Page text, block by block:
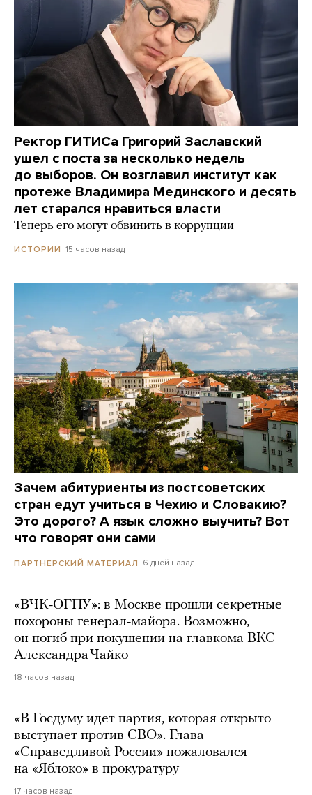
Ректор ГИТИСа Григорий Заславский
ушел с поста за несколько недель
до выборов. Он возглавил институт как
протеже Владимира Мединского и десять
лет старался нравиться власти
Теперь его могут обвинить в коррупции
ИСТОРИИ 15 часов назад
Зачем абитуриенты из постсоветских
стран едут учиться в Чехию и Словакию?
Это дорого? А язык сложно выучить? Вот
что говорят они сами
ПАРТНЕРСКИЙ МАТЕРИАЛ 6 дней назад
«ВЧК-ОГПУ»: в Москве прошли секретные
похороны генерал-майора. Возможно,
он погиб при покушении на главкома ВКС
Александра Чайко
18 часов назад
«В Госдуму идет партия, которая открыто
выступает против СВО». Глава
«Справедливой России» пожаловался
на «Яблоко» в прокуратуру
17 часов назад